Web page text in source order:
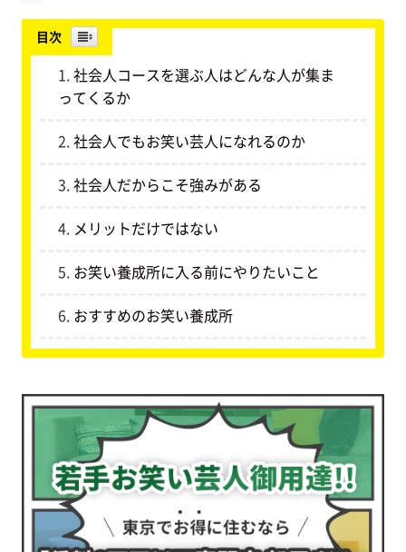
目次
社会人コースを選ぶ人はどんな人が集ま
ってくるか
社会人でもお笑い芸人になれるのか
社会人だからこそ強みがある
メリットだけではない
お笑い養成所に入る前にやりたいこと
おすすめのお笑い養成所